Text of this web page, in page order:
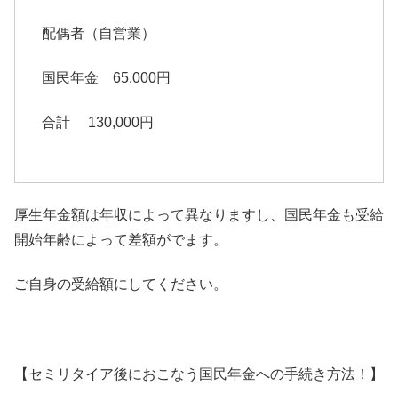
配偶者（自営業）
国民年金 65,000円
合計 130,000円
厚生年金額は年収によって異なりますし、
国民年金も受給
開始年齢によって差額がでます。
ご自身の受給額にしてください。
【セミリタイア後におこなう国民年金への手続き方法！】